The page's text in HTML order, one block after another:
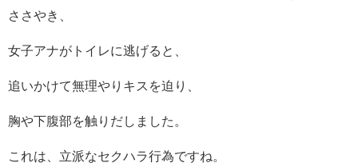
ささやき、
女子アナがトイレに逃げると、
追いかけて無理やりキスを迫り、
胸や下腹部を触りだしました。
これは、立派なセクハラ行為ですね。